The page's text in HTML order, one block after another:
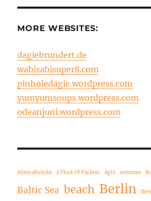
MORE WEBSITES:
dagiebrundert.de
wabisabisuper8.com
pinholedagie.wordpress.com
yumyumsoups.wordpress.com
odeanjuni.wordpress.com
Admiralbrücke A Flock Of Flickers Agfa autumn
Baltic Sea beach Berlin